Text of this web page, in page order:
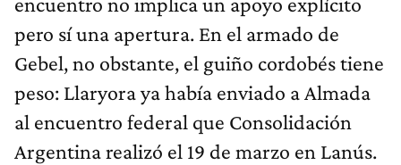
pero sí una apertura. En el armado de
Gebel, no obstante, el guiño cordobés tiene
peso: Llaryora ya había enviado a Almada
al encuentro federal que Consolidación
Argentina realizó el 19 de marzo en Lanús.